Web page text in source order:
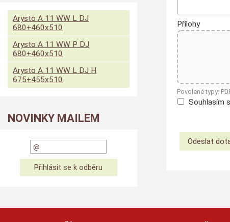
Přílohy
Povolené typy:
Souhlasím
Arysto A 11 WW L DJ
680+460x510
Arysto A 11 WW P DJ
680+460x510
Arysto A 11 WW L DJ H
675+455x510
NOVINKY MAILEM